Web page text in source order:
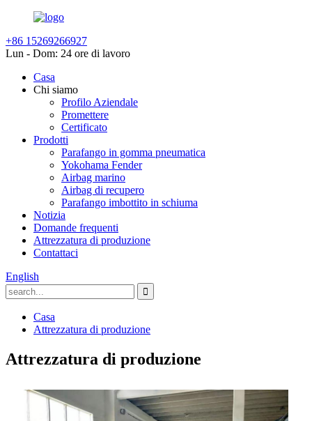
+86 15269266927
Lun - Dom: 24 ore di lavoro
Casa
Chi siamo
Profilo Aziendale
Promettere
Certificato
Prodotti
Parafango in gomma pneumatica
Yokohama Fender
Airbag marino
Airbag di recupero
Parafango imbottito in schiuma
Notizia
Domande frequenti
Attrezzatura di produzione
Contattaci
English
Casa
Attrezzatura di produzione
Attrezzatura di produzione